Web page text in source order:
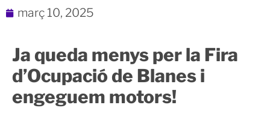
març 10, 2025
Ja queda menys per la Fira
d’Ocupació de Blanes i
engeguem motors!